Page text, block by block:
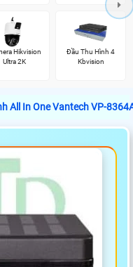
Hikvision
Ultra 2K
Đầu Thu Hình 4
Kbvision
All In One Vantech VP-